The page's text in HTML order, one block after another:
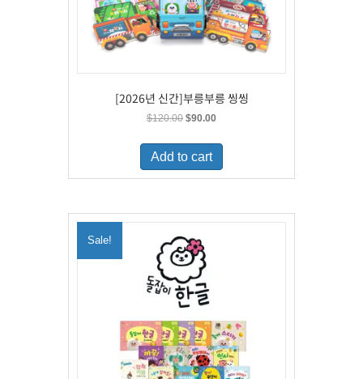
[2026년 신간]부릉부릉 씽씽
$120.00 Original
was:
$120.00.
$90.00Current
is:
Add to cart
Sale!